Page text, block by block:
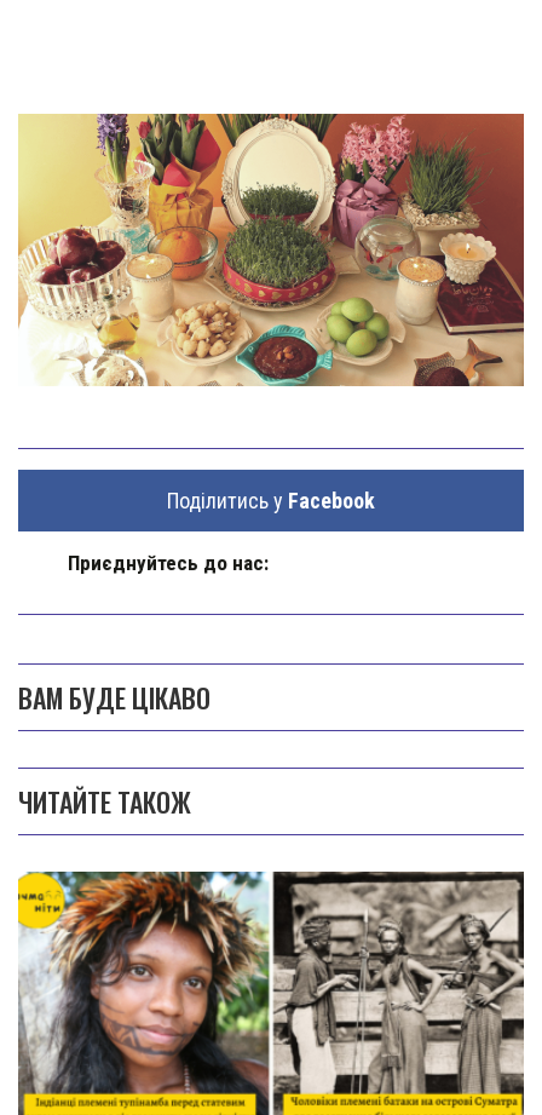
Поділитись у Facebook
Приєднуйтесь до нас:
ВАМ БУДЕ ЦІКАВО
ЧИТАЙТЕ ТАКОЖ